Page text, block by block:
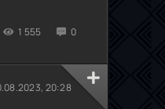
1 555 0
20:28